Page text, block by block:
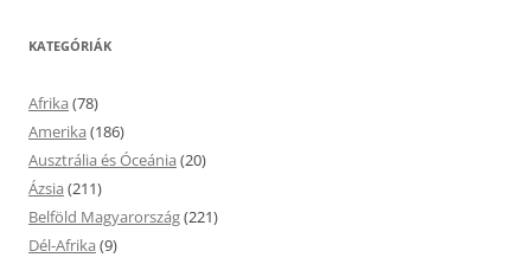
KATEGÓRIÁK
Afrika (78)
Amerika (186)
Ausztrália és Óceánia (20)
Ázsia (211)
Belföld Magyarország(221)
Dél-Afrika (9)